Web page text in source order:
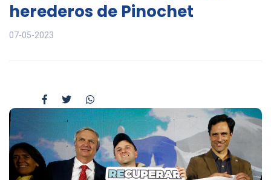
herederos de Pinochet
07-05-2023